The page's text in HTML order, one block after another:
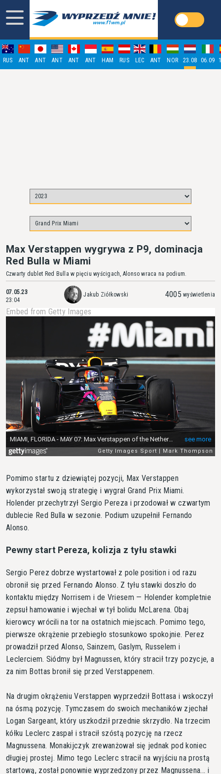
RUS ANT ANT ANT ANT ANT HAM RUS LEC ANT NOR 23.08 06.09
Max Verstappen wygrywa z P9, dominacja
Red Bulla w Miami
Czwarty dublet Red Bulla w pięciu wyścigach, Alonso wraca na podium.
07.05.23
23:04
Jakub Ziółkowski 4005 wyświetlenia
Embed from Getty Images
Pomimo startu z dziewiątej pozycji, Max Verstappen
wykorzystał swoją strategię i wygrał Grand Prix Miami.
Holender przechytrzył Sergio Pereza i przodował w czwartym
dublecie Red Bulla w sezonie. Podium uzupełnił Fernando
Alonso.
Pewny start Pereza, kolizja z tyłu stawki
Sergio Perez dobrze wystartował z pole position i od razu
obronił się przed Fernando Alonso. Z tyłu stawki doszło do
kontaktu między Norrisem i de Vriesem — Holender kompletnie
zepsuł hamowanie i wjechał w tył bolidu McLarena. Obaj
kierowcy wrócili na tor na ostatnich miejscach. Pomimo tego,
pierwsze okrążenie przebiegło stosunkowo spokojnie. Perez
prowadził przed Alonso, Sainzem, Gaslym, Russelem i
Leclerciem. Siódmy był Magnussen, który stracił trzy pozycje, a
za nim Bottas bronił się przed Verstappenem.
Na drugim okrążeniu Verstappen wyprzedził Bottasa i wskoczył
na ósmą pozycję. Tymczasem do swoich mechaników zjechał
Logan Sargeant, który uszkodził przednie skrzydło. Na trzecim
kółku Leclerc zaspał i stracił szóstą pozycję na rzecz
Magnussena. Monakijczyk zrewanżował się jednak pod koniec
długiej prostej. Mimo tego Leclerc stracił na wyjściu na prostą
startową, został ponownie wyprzedzony przez Magnussena... i